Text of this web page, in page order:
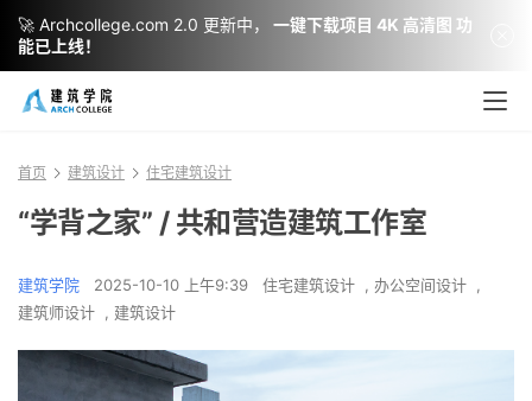
首页 建筑设计 住宅建筑设计
“学背之家” / 共和营造建筑工作室
建筑学院 2025-10-10 上午9:39 住宅建筑设计 , 办公空间设计 ,
建筑师设计 , 建筑设计
🚀 Archcollege.com 2.0 更新中，
一键下载项目 4K 高清图 功
能已上线！